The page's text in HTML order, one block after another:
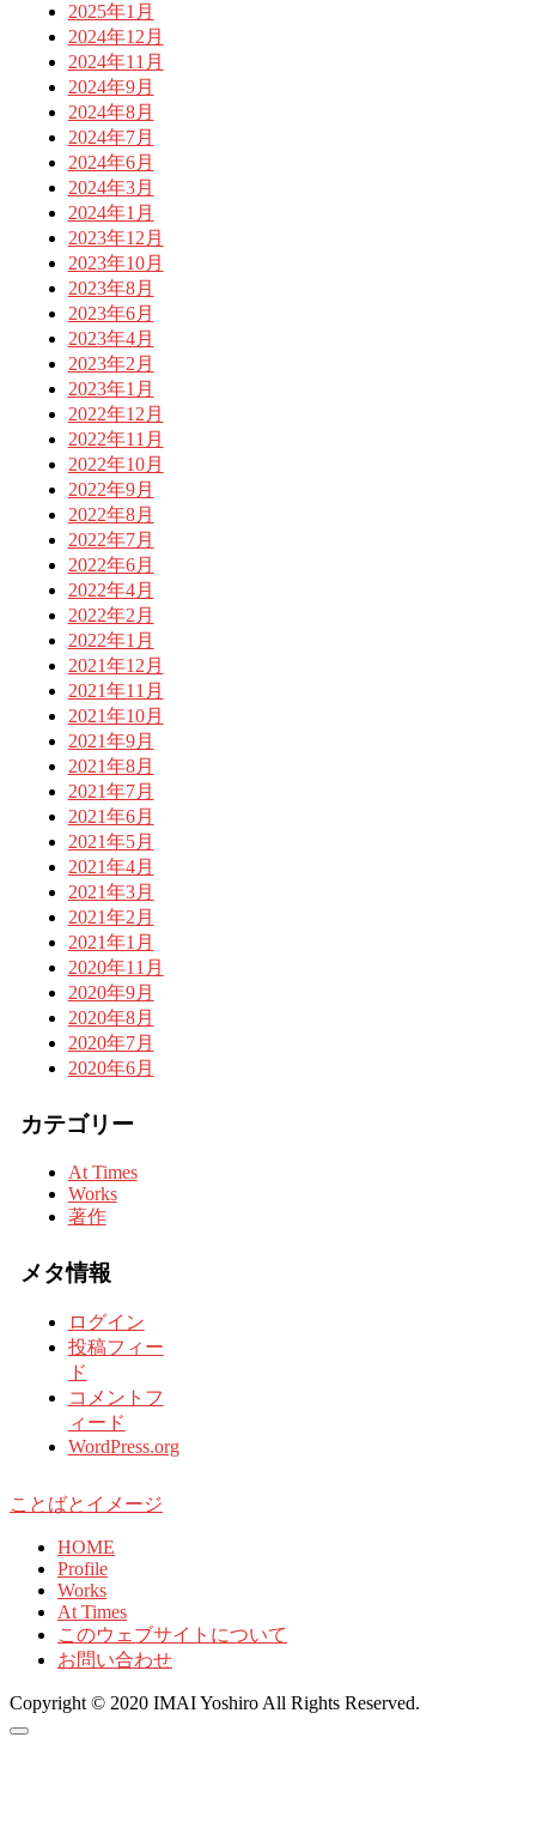
2025年1月
2024年12月
2024年11月
2024年9月
2024年8月
2024年7月
2024年6月
2024年3月
2024年1月
2023年12月
2023年10月
2023年8月
2023年6月
2023年4月
2023年2月
2023年1月
2022年12月
2022年11月
2022年10月
2022年9月
2022年8月
2022年7月
2022年6月
2022年4月
2022年2月
2022年1月
2021年12月
2021年11月
2021年10月
2021年9月
2021年8月
2021年7月
2021年6月
2021年5月
2021年4月
2021年3月
2021年2月
2021年1月
2020年11月
2020年9月
2020年8月
2020年7月
2020年6月
カテゴリー
At Times
Works
著作
メタ情報
ログイン
投稿フィー
ド
コメントフ
ィード
WordPress.org
ことばとイメージ
HOME
Profile
Works
At Times
このウェブサイトについて
お問い合わせ
Copyright © 2020 IMAI Yoshiro All Rights Reserved.